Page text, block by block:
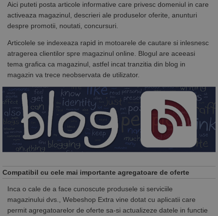
Aici puteti posta articole informative care privesc domeniul in care
activeaza magazinul, descrieri ale produselor oferite, anunturi
despre promotii, noutati, concursuri.
Articolele se indexeaza rapid in motoarele de cautare si inlesnesc
atragerea clientilor spre magazinul online. Blogul are aceeasi
tema grafica ca magazinul, astfel incat tranzitia din blog in
magazin va trece neobservata de utilizator.
Compatibil cu cele mai importante agregatoare de oferte
Inca o cale de a face cunoscute produsele si serviciile
magazinului dvs., Webeshop Extra vine dotat cu aplicatii care
permit agregatoarelor de oferte sa-si actualizeze datele in functie